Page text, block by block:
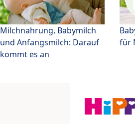
Milchnahrung, Babymilch
und Anfangsmilch: Darauf
kommt es an
für